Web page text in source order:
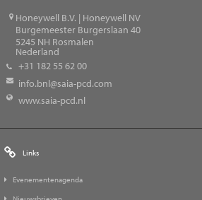
Honeywell B.V. | Honeywell NV
Burgemeester Burgerslaan 40
5245 NH Rosmalen
Nederland
+31 182 55 62 00
info.bnl@saia-pcd.com
www.saia-pcd.nl
Links
Evenementenagenda